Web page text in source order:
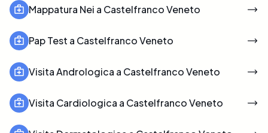
Mappatura Nei a Castelfranco Veneto
Pap Test a Castelfranco Veneto
Visita Andrologica a Castelfranco Veneto
Visita Cardiologica a Castelfranco Veneto